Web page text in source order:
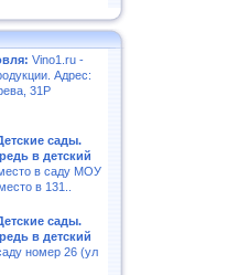
Vino1.ru -
Адрес:
31Р
сады.
в детский
в саду МОУ
в 131..
сады.
в детский
номер 26 (ул